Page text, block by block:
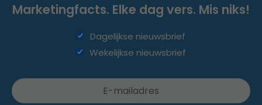
Marketingfacts. Elke dag vers. Mis niks!
Dagelijkse nieuwsbrief
Wekelijkse nieuwsbrief